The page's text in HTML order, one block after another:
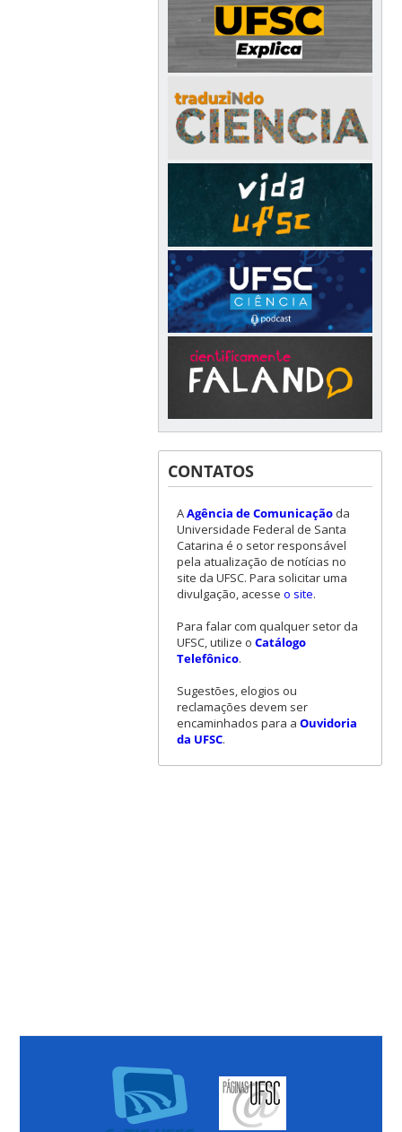
CONTATOS
AAgência de Comunicaçãoda
Universidade Federal de Santa
Catarina é o setor responsável
pela atualização de notícias no
site da UFSC. Para solicitar uma
divulgação, acesse o site.
Para falar com qualquer setor da
UFSC, utilize o Catálogo
Telefônico.
Sugestões, elogios ou
reclamações devem ser
encaminhados para a Ouvidoria
da UFSC.